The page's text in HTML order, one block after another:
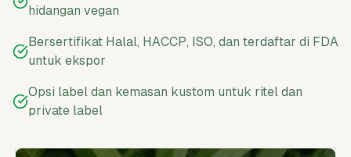
hidangan vegan
Bersertifikat Halal, HACCP, ISO, dan terdaftar di FDA
untuk ekspor
Opsi label dan kemasan kustom untuk ritel dan
private label